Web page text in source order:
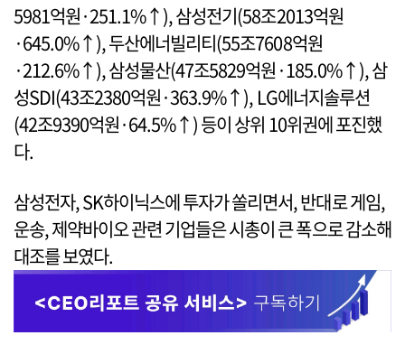
5981억원·251.1%↑), 삼성전기(58조2013억원
·645.0%↑), 두산에너빌리티(55조7608억원
·212.6%↑), 삼성물산(47조5829억원·185.0%↑), 삼
성SDI(43조2380억원·363.9%↑), LG에너지솔루션
(42조9390억원·64.5%↑) 등이 상위 10위권에 포진했
다.
삼성전자, SK하이닉스에 투자가 쏠리면서, 반대로 게임,
운송, 제약바이오 관련 기업들은 시총이 큰 폭으로 감소해
대조를 보였다.